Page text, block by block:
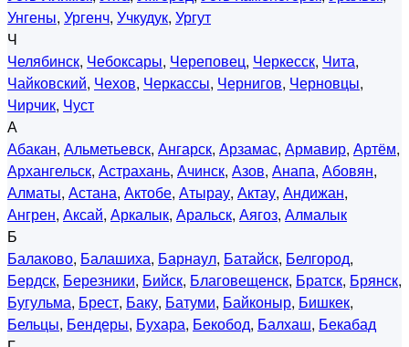
Унгены, Ургенч, Учкудук, Ургут
Ч
Челябинск, Чебоксары, Череповец, Черкесск, Чита,
Чайковский, Чехов, Черкассы, Чернигов, Черновцы,
Чирчик, Чуст
А
Абакан, Альметьевск, Ангарск, Арзамас, Армавир, Артём,
Архангельск, Астрахань, Ачинск, Азов, Анапа, Абовян,
Алматы, Астана, Актобе, Атырау, Актау, Андижан,
Ангрен, Аксай, Аркалык, Аральск, Аягоз, Алмалык
Б
Балаково, Балашиха, Барнаул, Батайск, Белгород,
Бердск, Березники, Бийск, Благовещенск, Братск, Брянск,
Бугульма, Брест, Баку, Батуми, Байконыр, Бишкек,
Бельцы, Бендеры, Бухара, Бекобод, Балхаш, Бекабад